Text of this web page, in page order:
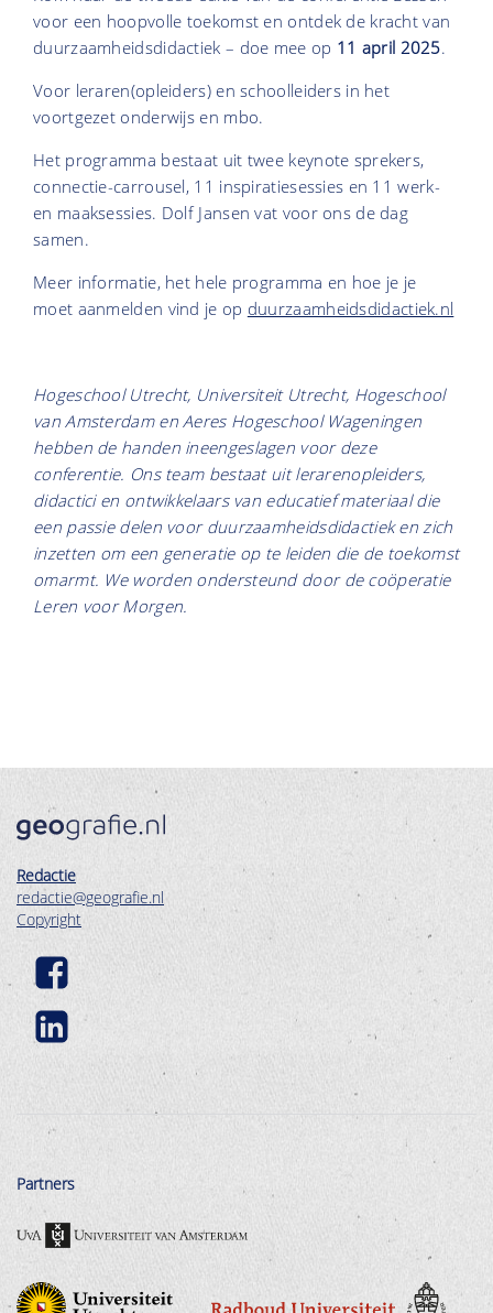
voor een hoopvolle toekomst en ontdek de kracht van
duurzaamheidsdidactiek – doe mee op 11 april 2025.
Voor leraren(opleiders) en schoolleiders in het
voortgezet onderwijs en mbo.
Het programma bestaat uit twee keynote sprekers,
connectie-carrousel, 11 inspiratiesessies en 11 werk-
en maaksessies. Dolf Jansen vat voor ons de dag
samen.
Meer informatie, het hele programma en hoe je je
moet aanmelden vind je op duurzaamheidsdidactiek.nl
Hogeschool Utrecht, Universiteit Utrecht, Hogeschool
van Amsterdam en Aeres Hogeschool Wageningen
hebben de handen ineengeslagen voor deze
conferentie. Ons team bestaat uit lerarenopleiders,
didactici en ontwikkelaars van educatief materiaal die
een passie delen voor duurzaamheidsdidactiek en zich
inzetten om een generatie op te leiden die de toekomst
omarmt. We worden ondersteund door de coöperatie
Leren voor Morgen.
Redactie
redactie@geografie.nl
Copyright
Partners